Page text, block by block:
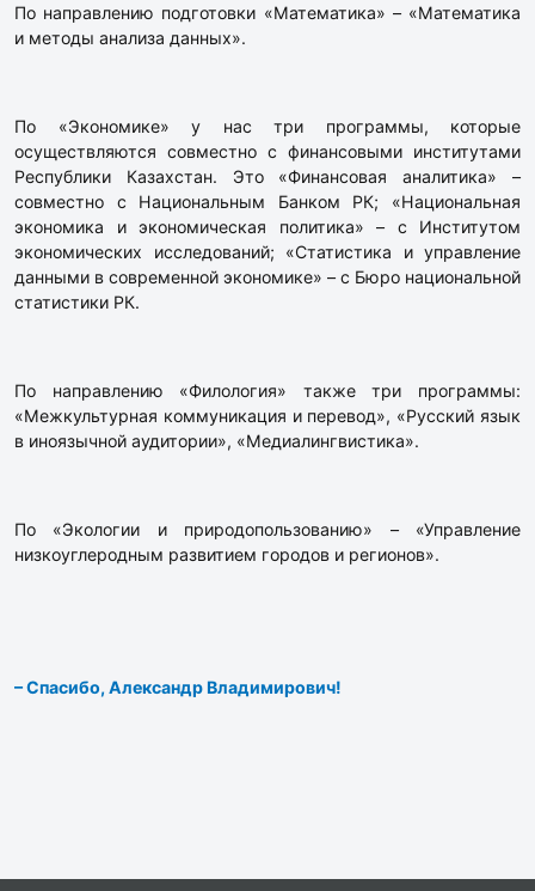
По направлению подготовки «Математика» – «Математика
и методы анализа данных».
По «Экономике» у нас три программы, которые
осуществляются совместно с финансовыми институтами
Республики Казахстан. Это «Финансовая аналитика» –
совместно с Национальным Банком РК; «Национальная
экономика и экономическая политика» – с Институтом
экономических исследований; «Статистика и управление
данными в современной экономике» – с Бюро национальной
статистики РК.
По направлению «Филология» также три программы:
«Межкультурная коммуникация и перевод», «Русский язык
в иноязычной аудитории», «Медиалингвистика».
По «Экологии и природопользованию» – «Управление
низкоуглеродным развитием городов и регионов».
– Спасибо, Александр Владимирович!